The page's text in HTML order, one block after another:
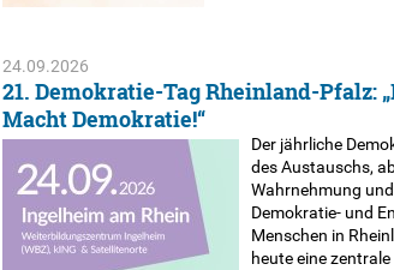
24.09.2026
21. Demokratie-Tag Rheinland-Pfalz:
Macht Demokratie!“
Der jährliche
des Austauschs,
Wahrnehmung
Demokratie- und
Menschen in
heute eine